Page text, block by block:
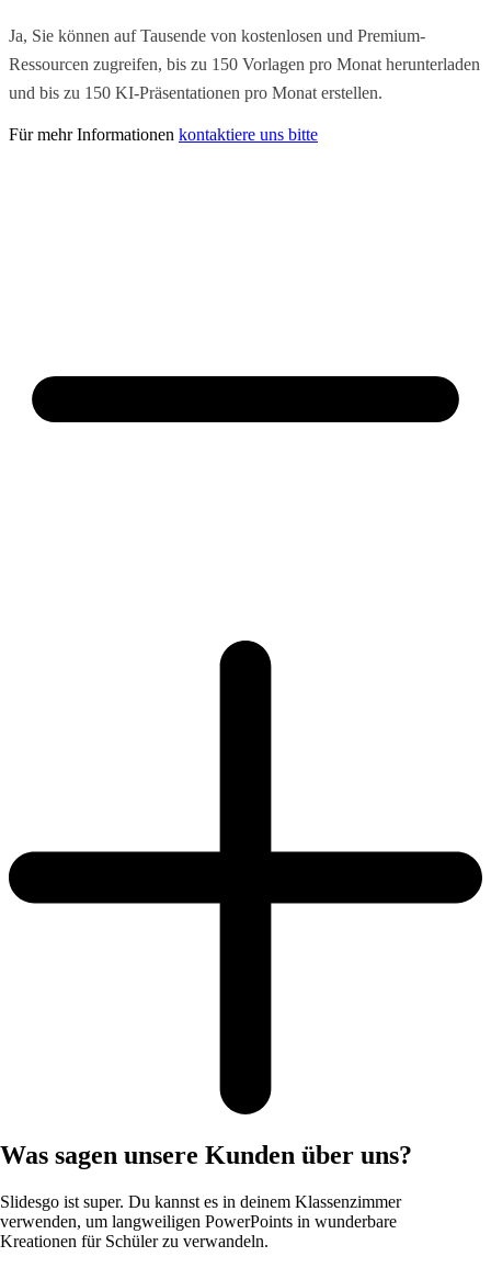
Ja, Sie können auf Tausende von kostenlosen und Premium-
Ressourcen zugreifen, bis zu 150 Vorlagen pro Monat herunterladen
und bis zu 150 KI-Präsentationen pro Monat erstellen.
Für mehr Informationen kontaktiere uns bitte
Was sagen unsere Kunden über uns?
Slidesgo ist super. Du kannst es in deinem Klassenzimmer
verwenden, um langweiligen PowerPoints in wunderbare
Kreationen für Schüler zu verwandeln.